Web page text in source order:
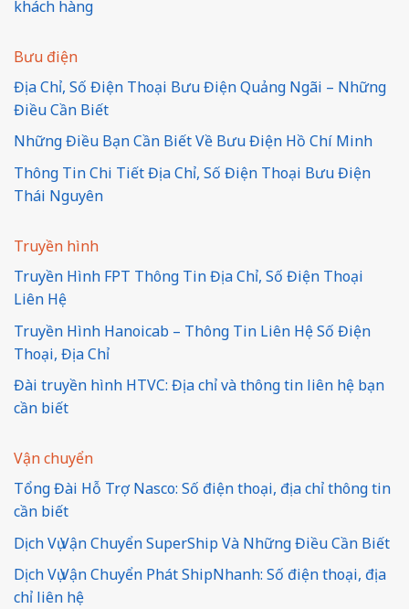
khách hàng
Bưu điện
Địa Chỉ, Số Điện Thoại Bưu Điện Quảng Ngãi – Những
Điều Cần Biết
Những Điều Bạn Cần Biết Về Bưu Điện Hồ Chí Minh
Thông Tin Chi Tiết Địa Chỉ, Số Điện Thoại Bưu Điện
Thái Nguyên
Truyền hình
Truyền Hình FPT Thông Tin Địa Chỉ, Số Điện Thoại
Liên Hệ
Truyền Hình Hanoicab – Thông Tin Liên Hệ Số Điện
Thoại, Địa Chỉ
Đài truyền hình HTVC: Địa chỉ và thông tin liên hệ bạn
cần biết
Vận chuyển
Tổng Đài Hỗ Trợ Nasco: Số điện thoại, địa chỉ thông tin
cần biết
Dịch Vụ Vận Chuyển SuperShip Và Những Điều Cần Biết
Dịch Vụ Vận Chuyển Phát ShipNhanh: Số điện thoại, địa
chỉ liên hệ